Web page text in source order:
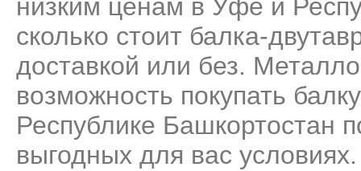
низким ценам в Уфе и
сколько стоит балка-
доставкой или без.
возможность покупать
Республике Башкортостан
выгодных для вас условиях.